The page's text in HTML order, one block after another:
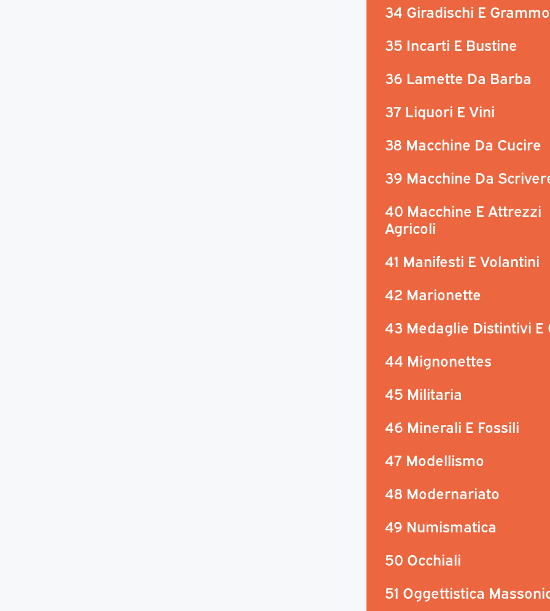
34 Giradischi E
35 Incarti E Bustine
36 Lamette Da Barba
37 Liquori E Vini
38 Macchine Da Cucire
39 Macchine Da
40 Macchine E Attrezzi
Agricoli
41 Manifesti E Volantini
42 Marionette
43 Medaglie Distintivi E
44 Mignonettes
45 Militaria
46 Minerali E Fossili
47 Modellismo
48 Modernariato
49 Numismatica
50 Occhiali
51 Oggettistica